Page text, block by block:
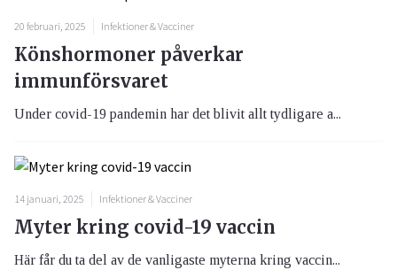
20 februari, 2025 Infektioner & Vacciner
Könshormoner påverkar
immunförsvaret
Under covid-19 pandemin har det blivit allt tydligare a...
14 januari, 2025 Infektioner & Vacciner
Myter kring covid-19 vaccin
Här får du ta del av de vanligaste myterna kring vaccin...